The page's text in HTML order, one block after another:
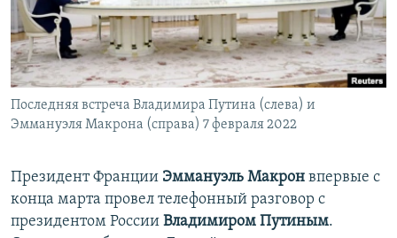
ПОБЕДИТЕЛЕЙ НЕ СУДЯТ?
КРЫМ.НЕПОКОРЕННЫЙ
ELIFBE
УКРАИНСКАЯ ПРОБЛЕМА КРЫМА
ПРИСОЕДИНЯЙТЕСЬ!
Все сайты RFE/RL
Последняя встреча Владимира Путина (слева) и
Эммануэля Макрона (справа) 7 февраля 2022
Президент Франции Эммануэль Макрон впервые с
конца марта провел телефонный разговор с
президентом России Владимиром Путиным.